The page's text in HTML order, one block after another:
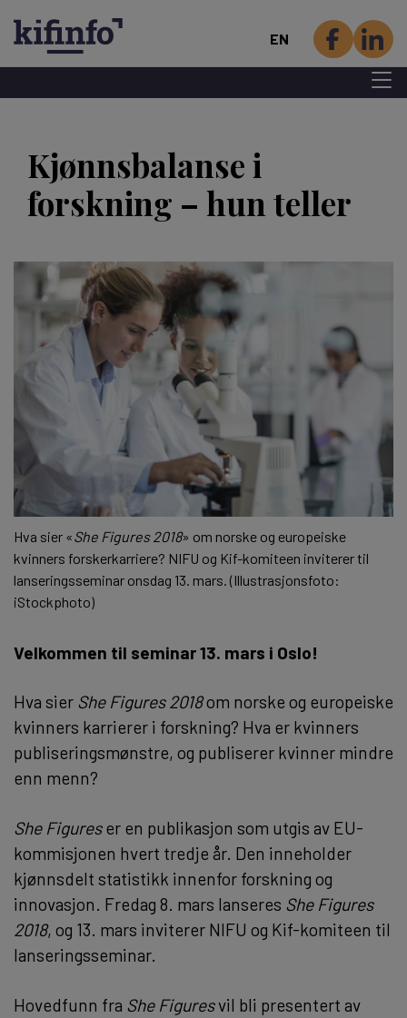
EN
Menu
Kjønnsbalanse i
forskning – hun teller
Hva sier «She Figures 2018» om norske og europeiske
kvinners forskerkarriere? NIFU og Kif-komiteen inviterer til
lanseringsseminar onsdag 13. mars. (Illustrasjonsfoto:
iStockphoto)
Velkommen til seminar 13. mars i Oslo!
Hva sier She Figures 2018om norske og europeiske
kvinners karrierer i forskning? Hva er kvinners
publiseringsmønstre, og publiserer kvinner mindre
enn menn?
She Figureser en publikasjon som utgis av EU-
kommisjonen hvert tredje år. Den inneholder
kjønnsdelt statistikk innenfor forskning og
innovasjon. Fredag 8. mars lanseres She Figures
2018, og 13. mars inviterer NIFU og Kif-komiteen til
lanseringsseminar.
Hovedfunn fra She Figuresvil bli presentert av